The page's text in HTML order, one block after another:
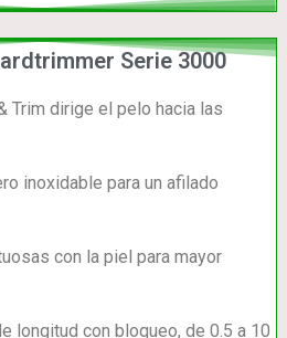
Serie 3000
Trim dirige el pelo hacia las
inoxidable para un afilado
con la piel para mayor
longitud con bloqueo, de 0.5 a 10